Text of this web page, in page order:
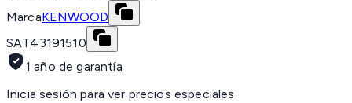
MarcaKENWOOD
SAT43191510
1 año de garantía
Inicia sesión para ver precios especiales